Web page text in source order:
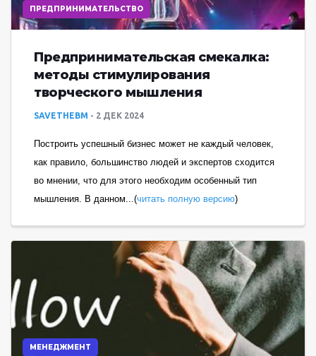
ПРЕДПРИНИМАТЕЛЬСТВО
Предпринимательская смекалка:
методы стимулирования
творческого мышления
SAVETHEBM 2 ДЕК 2024
Построить успешный бизнес может не каждый человек,
как правило, большинство людей и экспертов сходится
во мнении, что для этого необходим особенный тип
мышления. В данном...(читать полную версию)
МЕНЕДЖМЕНТ